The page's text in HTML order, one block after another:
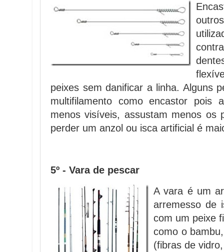
peixes sem danificar a linha. Alguns
multifilamento como encastor pois
menos visíveis, assustam menos os
perder um anzol ou isca artificial é
5º - Vara de pescar
A vara é um
arremesso de
com um peixe
como o
(fibras de